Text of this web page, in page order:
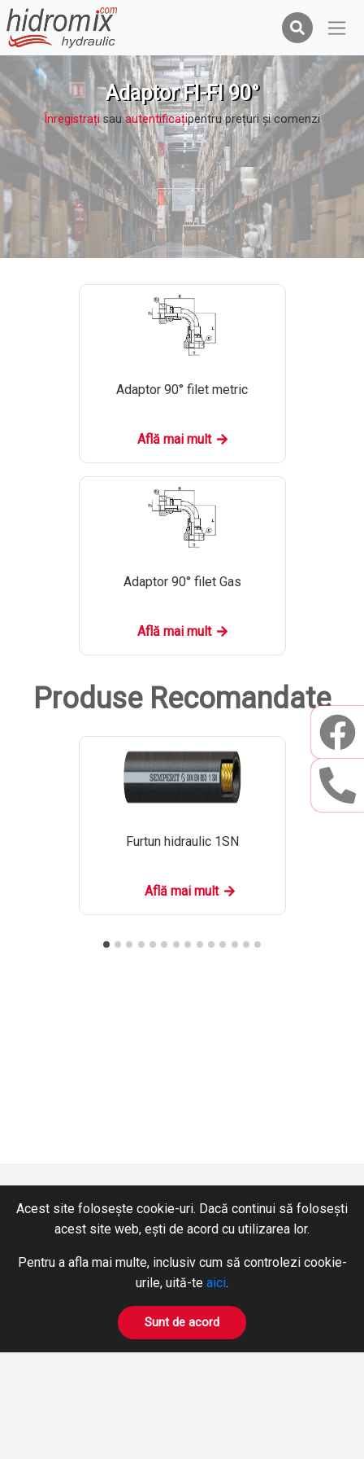
Adaptor FI-FI 90°
Înregistrațisauautentificațipentru prețuri şi comenzi
Adaptor 90° filet metric
Află mai mult
Adaptor 90° filet Gas
Află mai mult
Produse Recomandate
Furtun hidraulic 1SN
Află mai mult
Acest site folosește cookie-uri. Dacă continui să folosești
acest site web, ești de acord cu utilizarea lor.
Pentru a afla mai multe, inclusiv cum să controlezi cookie-
urile, uită-te aici.
Sunt de acord
hidromix@hidromix.com
NE GĂSIȚI ȘI PE
Prelucrări pe mașini unelte
Închirieri Stivuitoare